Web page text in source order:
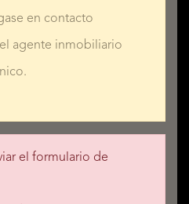
en contacto
agente inmobiliario
el formulario de